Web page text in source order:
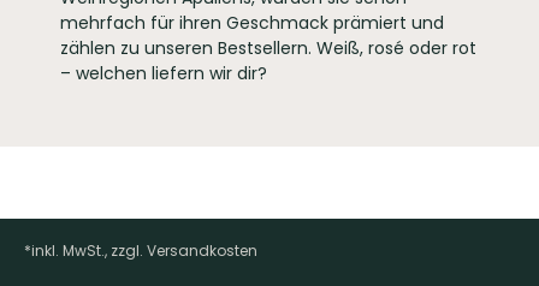
mehrfach für ihren Geschmack prämiert und
zählen zu unseren Bestsellern. Weiß, rosé oder rot
– welchen liefern wir dir?
Footer-Menü
*inkl. MwSt., zzgl. Versandkosten